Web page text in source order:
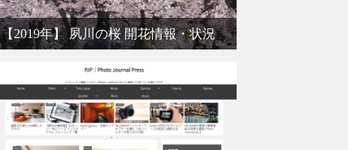
【2019年】 夙川の桜 開花情報・状況